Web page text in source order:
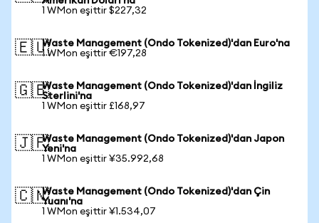
1 WMon eşittir $227,32
🇪🇺Waste Management (Ondo Tokenized)'dan Euro'na
1 WMon eşittir €197,28
🇬🇧Waste Management (Ondo Tokenized)'dan İngiliz
Sterlini'na
1 WMon eşittir £168,97
🇯🇵Waste Management (Ondo Tokenized)'dan Japon
Yeni'na
1 WMon eşittir ¥35.992,68
🇨🇳Waste Management (Ondo Tokenized)'dan Çin
Yuanı'na
1 WMon eşittir ¥1.534,07